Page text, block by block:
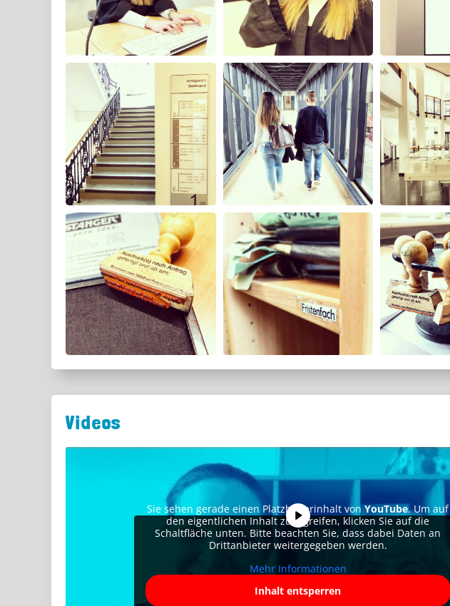
Videos
Sie sehen gerade einen Platzhalterinhalt vonYouTube. Um auf
den eigentlichen Inhalt zuzugreifen, klicken Sie auf die
Schaltfläche unten. Bitte beachten Sie, dass dabei Daten an
Drittanbieter weitergegeben werden.
Mehr Informationen
Inhalt entsperren